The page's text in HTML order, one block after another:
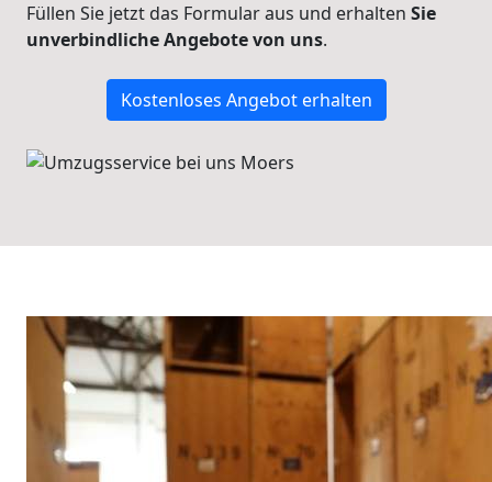
Füllen Sie jetzt das Formular aus und erhalten Sie
unverbindliche Angebote von uns.
Kostenloses Angebot erhalten